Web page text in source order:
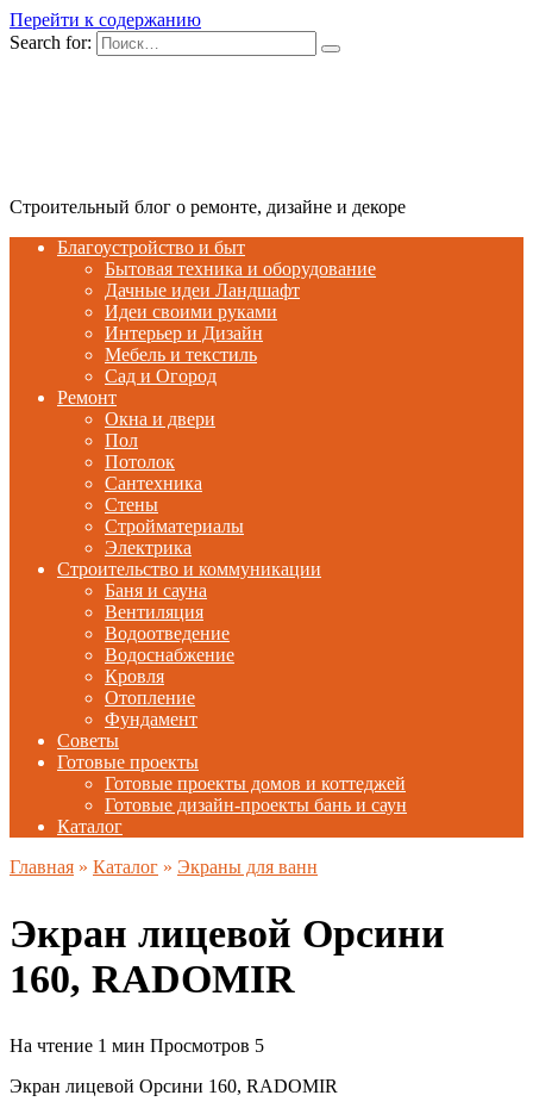
Перейти к содержанию
Search for:
Строительный блог о ремонте, дизайне и декоре
Благоустройство и быт
Бытовая техника и оборудование
Дачные идеи Ландшафт
Идеи своими руками
Интерьер и Дизайн
Мебель и текстиль
Сад и Огород
Ремонт
Окна и двери
Пол
Потолок
Сантехника
Стены
Стройматериалы
Электрика
Строительство и коммуникации
Баня и сауна
Вентиляция
Водоотведение
Водоснабжение
Кровля
Отопление
Фундамент
Советы
Готовые проекты
Готовые проекты домов и коттеджей
Готовые дизайн-проекты бань и саун
Каталог
Главная » Каталог » Экраны для ванн
Экран лицевой Орсини
160, RADOMIR
На чтение 1 мин Просмотров 5
Экран лицевой Орсини 160, RADOMIR